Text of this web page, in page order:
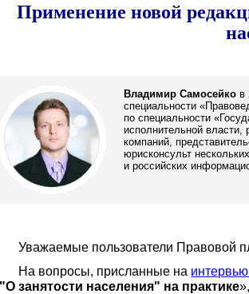
Применение новой
Владимир Самосейко в
специальности
по специальности
исполнительной власти,
компаний,
юрисконсульт
и российских
Уважаемые пользователи Правовой
На вопросы, присланные на
занятости населения" на практике